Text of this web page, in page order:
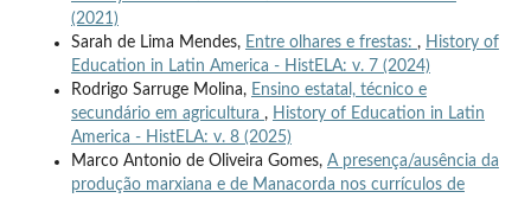
(2021)
Sarah de Lima Mendes, Entre olhares e frestas: , History of
Education in Latin America - HistELA: v. 7 (2024)
Rodrigo Sarruge Molina, Ensino estatal, técnico e
secundário em agricultura , History of Education in Latin
America - HistELA: v. 8 (2025)
Marco Antonio de Oliveira Gomes, A presença/ausência da
produção marxiana e de Manacorda nos currículos de